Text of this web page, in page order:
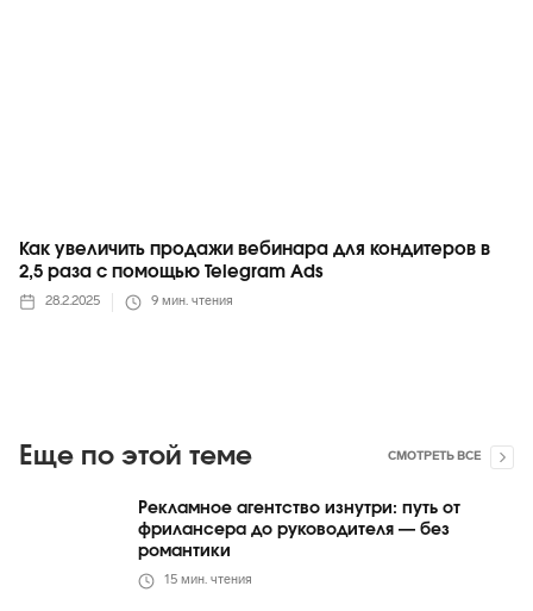
Как увеличить продажи вебинара для кондитеров в
2,5 раза с помощью Telegram Ads
28.2.2025 9 мин. чтения
Еще по этой теме СМОТРЕТЬ ВСЕ
Рекламное агентство изнутри: путь от
фрилансера до руководителя — без
романтики
15 мин. чтения